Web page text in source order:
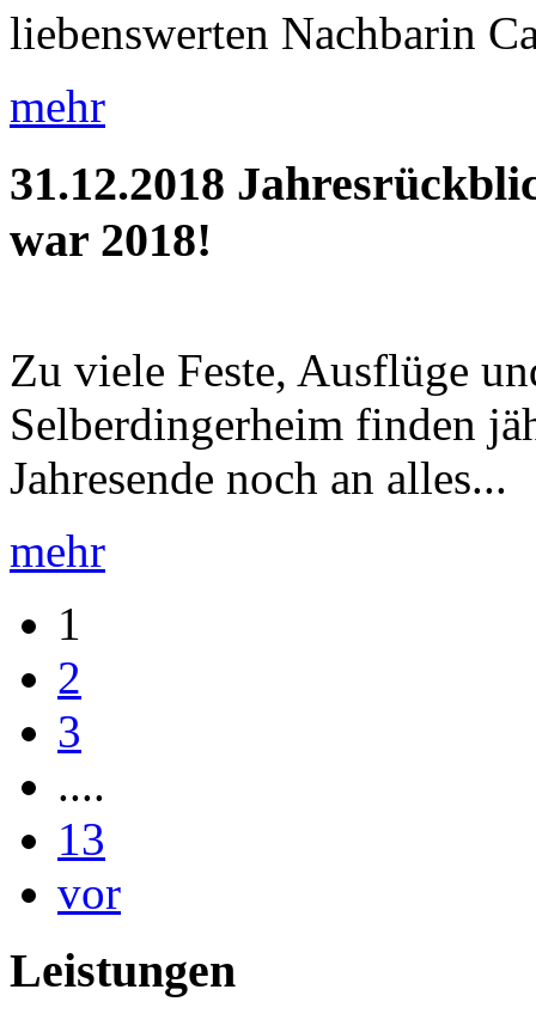
liebenswerten Nachbarin
mehr
31.12.2018
war 2018!
Zu viele Feste, Ausflüge
Selberdingerheim finden
Jahresende noch an alles...
mehr
1
2
3
....
13
vor
Leistungen